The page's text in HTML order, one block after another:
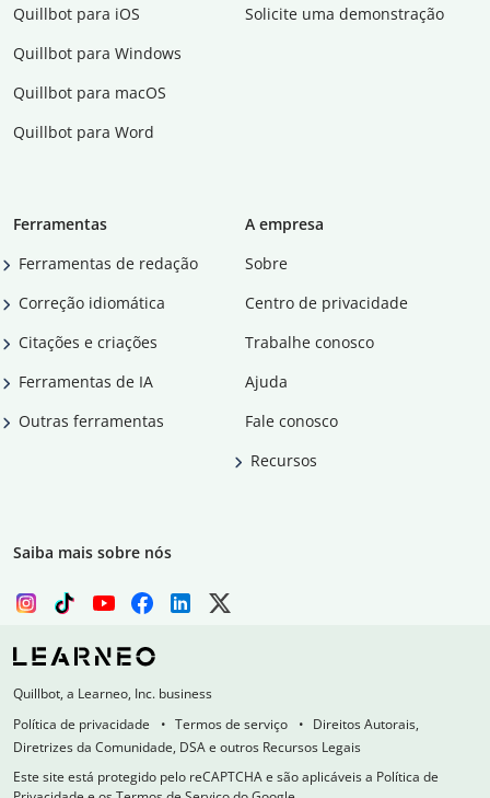
Quillbot para iOS
Quillbot para Windows
Quillbot para macOS
Quillbot para Word
Solicite uma demonstração
Ferramentas
Ferramentas de redação
Correção idiomática
Citações e criações
Ferramentas de IA
Outras ferramentas
A empresa
Sobre
Centro de privacidade
Trabalhe conosco
Ajuda
Fale conosco
Recursos
Saiba mais sobre nós
Quillbot, a Learneo, Inc. business
Política de privacidade
Termos de serviço
Direitos Autorais,
Diretrizes da Comunidade, DSA e outros Recursos Legais
Este site está protegido pelo reCAPTCHA e são aplicáveis a Política de